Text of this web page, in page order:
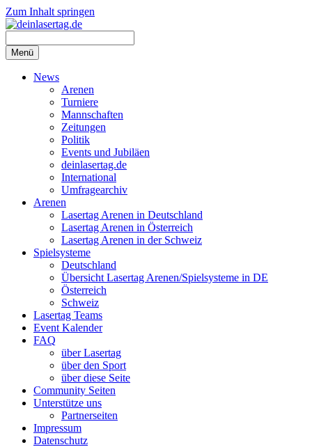
Zum Inhalt springen
Menü
News
Arenen
Turniere
Mannschaften
Zeitungen
Politik
Events und Jubiläen
deinlasertag.de
International
Umfragearchiv
Arenen
Lasertag Arenen in Deutschland
Lasertag Arenen in Österreich
Lasertag Arenen in der Schweiz
Spielsysteme
Deutschland
Übersicht Lasertag Arenen/Spielsysteme in DE
Österreich
Schweiz
Lasertag Teams
Event Kalender
FAQ
über Lasertag
über den Sport
über diese Seite
Community Seiten
Unterstütze uns
Partnerseiten
Impressum
Datenschutz